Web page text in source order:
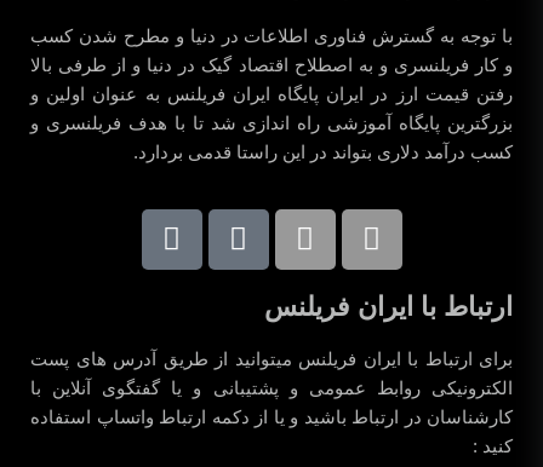
با توجه به گسترش فناوری اطلاعات در دنیا و مطرح شدن کسب
و کار فریلنسری و به اصطلاح اقتصاد گیک در دنیا و از طرفی بالا
رفتن قیمت ارز در ایران پایگاه ایران فریلنس به عنوان اولین و
بزرگترین پایگاه آموزشی راه اندازی شد تا با هدف فریلنسری و
کسب درآمد دلاری بتواند در این راستا قدمی بردارد.
ارتباط با ایران فریلنس
برای ارتباط با ایران فریلنس میتوانید از طریق آدرس های پست
الکترونیکی روابط عمومی و پشتیبانی و یا گفتگوی آنلاین با
کارشناسان در ارتباط باشید و یا از دکمه ارتباط واتساپ استفاده
کنید :